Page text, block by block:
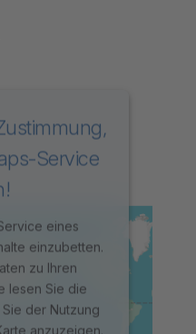
Service
eines
einzubetten.
zu Ihren
lesen Sie die
der Nutzung
anzuzeigen.